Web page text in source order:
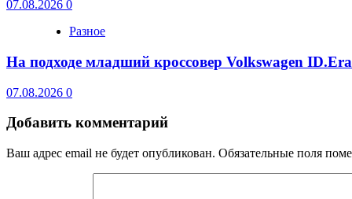
07.08.2026 0
Разное
На подходе младший кроссовер Volkswagen
07.08.2026 0
Добавить комментарий
Ваш адрес email не будет опубликован. Обязательные поля